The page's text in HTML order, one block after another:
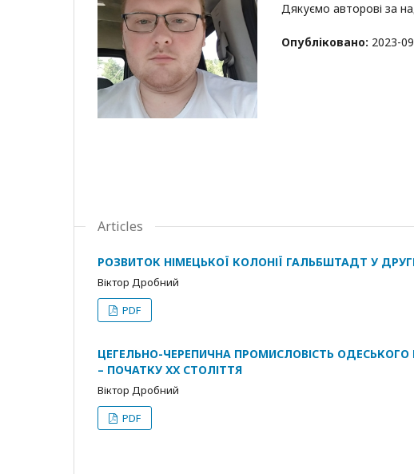
Дякуємо авторові за
Опубліковано: 2023-
Articles
РОЗВИТОК НІМЕЦЬКОЇ КОЛОНІЇ ГАЛЬБШТАДТ У
Віктор Дробний
PDF
ЦЕГЕЛЬНО-ЧЕРЕПИЧНА ПРОМИСЛОВІСТЬ ОДЕСЬКОГО
– ПОЧАТКУ ХХ СТОЛІТТЯ
Віктор Дробний
PDF